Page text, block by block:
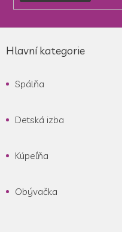
Hlavní kategorie
Spálňa
Detská izba
Kúpeľňa
Obývačka